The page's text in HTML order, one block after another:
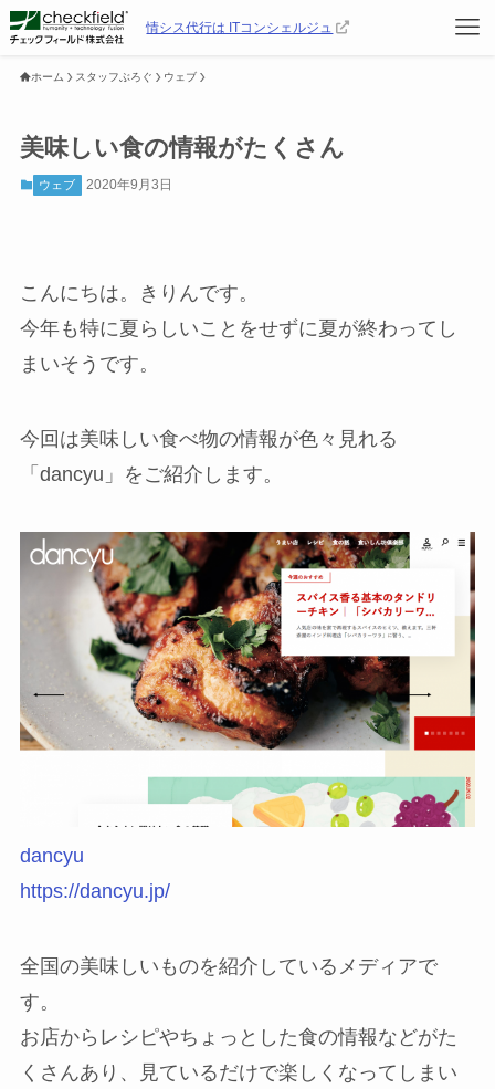
情シス代行は ITコンシェルジュ
ホーム スタッフぶろぐ ウェブ
美味しい食の情報がたくさん
ウェブ 2020年9月3日
こんにちは。きりんです。
今年も特に夏らしいことをせずに夏が終わってし
まいそうです。
今回は美味しい食べ物の情報が色々見れる
「dancyu」をご紹介します。
dancyu
https://dancyu.jp/
全国の美味しいものを紹介しているメディアで
す。
お店からレシピやちょっとした食の情報などがた
くさんあり、見ているだけで楽しくなってしまい